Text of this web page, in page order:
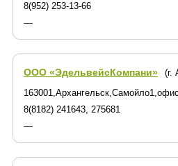
8(952) 253-13-66
—
ООО «ЭдельвейсКомпани»
(г.
8(8182) 241643, 275681
—